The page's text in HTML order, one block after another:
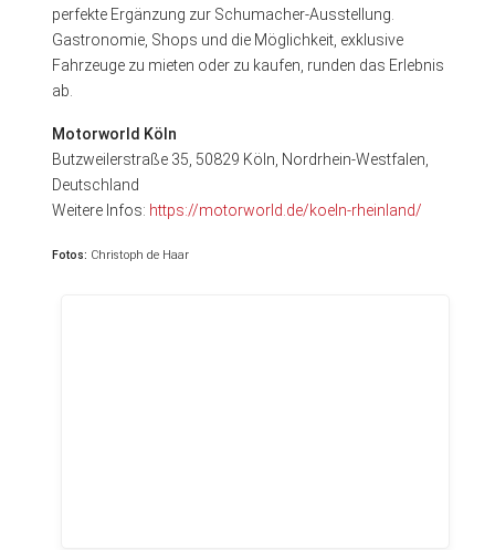
perfekte Ergänzung zur Schumacher-Ausstellung.
Gastronomie, Shops und die Möglichkeit, exklusive
Fahrzeuge zu mieten oder zu kaufen, runden das Erlebnis
ab.
Motorworld Köln
Butzweilerstraße 35, 50829 Köln, Nordrhein-Westfalen,
Deutschland
Weitere Infos: https://motorworld.de/koeln-rheinland/
Fotos: Christoph de Haar